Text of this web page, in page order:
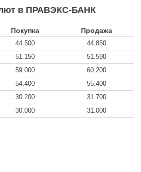
в ПРАВЭКС-БАНК
Покупка Продажа
44.500
44.850
51.150
51.590
59.000
60.200
54.400
55.400
30.200
31.700
30.000 31.000